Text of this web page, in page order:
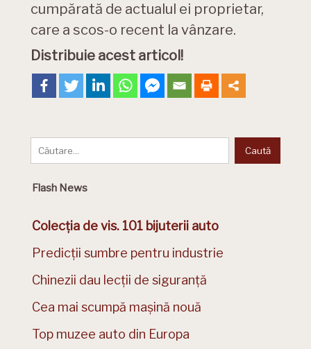
cumpărată de actualul ei proprietar,
care a scos-o recent la vânzare.
Distribuie acest articol!
Flash News
Colecția de vis. 101 bijuterii auto
Predicții sumbre pentru industrie
Chinezii dau lecții de siguranță
Cea mai scumpă mașină nouă
Top muzee auto din Europa